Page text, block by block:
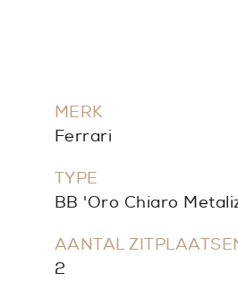
MERK
Ferrari
TYPE
BB 'Oro Chiaro
AANTAL
2